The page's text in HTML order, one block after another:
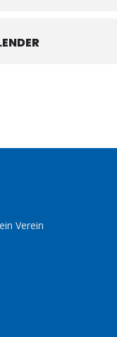
Verein